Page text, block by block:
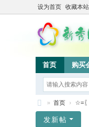
设为首页 收藏本站
首页 购买
» 首页 › ☆=
发新帖